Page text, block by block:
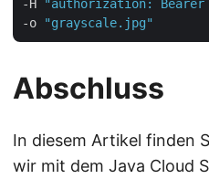
-H "authorization: Bearer
-o
"grayscale.jpg"
Abschluss
In diesem Artikel finden
wir mit dem Java Cloud